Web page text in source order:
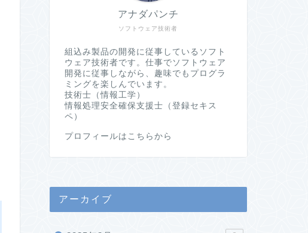
ソフトウェア技術者
アナダパンチ
組込み製品の開発に従事しているソフト
ウェア技術者です。仕事でソフトウェア
開発に従事しながら、趣味でもプログラ
ミングを楽しんでいます。
技術士（情報工学）
情報処理安全確保支援士（登録セキス
ペ）
プロフィールはこちらから
アーカイブ